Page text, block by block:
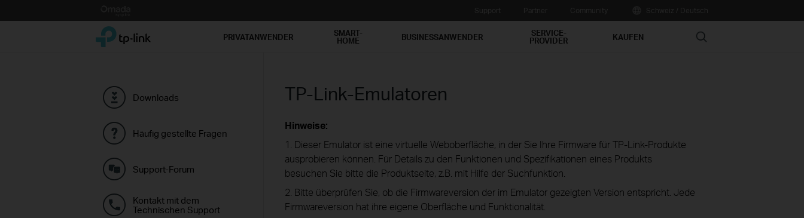
to
TP-Link, Reliably Smart PRIVATANWENDER SMART-
HOME BUSINESSANWENDER SERVICE-
PROVIDER KAUFEN Search
Downloads
Häufig gestellte Fragen
Support-Forum
Kontakt mit dem
Technischen Support
TP-Link-Emulatoren
Hinweise:
1. Dieser Emulator ist eine virtuelle Weboberfläche, in der Sie Ihre Firmware für TP-Link-Produkte
ausprobieren können. Für Details zu den Funktionen und Spezifikationen eines Produkts
besuchen Sie bitte die Produktseite, z.B. mit Hilfe der Suchfunktion.
2. Bitte überprüfen Sie, ob die Firmwareversion der im Emulator gezeigten Version entspricht. Jede
Firmwareversion hat ihre eigene Oberfläche und Funktionalität.